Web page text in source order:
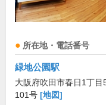
所在地・電話番号
緑地公園駅
大阪府吹田市春日1丁目
101号 [地図]